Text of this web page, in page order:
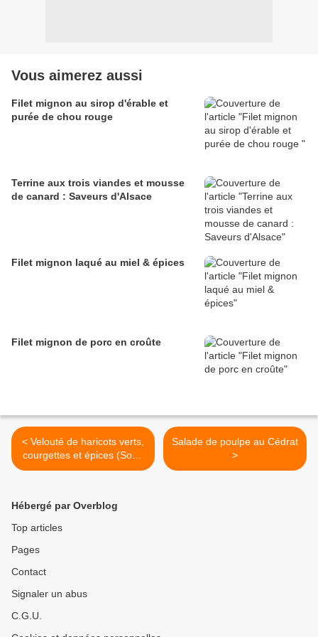
Vous aimerez aussi
Filet mignon au sirop d'érable et
purée de chou rouge
Terrine aux trois viandes et mousse
de canard : Saveurs d'Alsace
Filet mignon laqué au miel & épices
Filet mignon de porc en croûte
< Velouté de haricots verts,
courgettes et épices (Soup
& plus)
Salade de poulpe au Cédrat
>
Hébergé par Overblog
Top articles
Pages
Contact
Signaler un abus
C.G.U.